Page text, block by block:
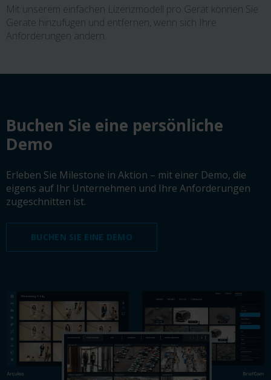
Mit unserem einfachen Lizenzmodell pro Gerät können Sie
Geräte hinzufügen und entfernen, wenn sich Ihre
Anforderungen ändern.
Buchen Sie eine persönliche
Demo
Erleben Sie Milestone in Aktion – mit einer Demo, die
eigens auf Ihr Unternehmen und Ihre Anforderungen
zugeschnitten ist.
BUCHEN SIE EINE DEMO